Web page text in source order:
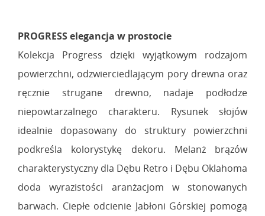
PROGRESS elegancja w prostocie
Kolekcja Progress dzięki wyjątkowym rodzajom
powierzchni, odzwierciedlającym pory drewna oraz
ręcznie strugane drewno, nadaje podłodze
niepowtarzalnego charakteru. Rysunek słojów
idealnie dopasowany do struktury powierzchni
podkreśla kolorystykę dekoru. Melanż brązów
charakterystyczny dla Dębu Retro i Dębu Oklahoma
doda wyrazistości aranżacjom w stonowanych
barwach. Ciepłe odcienie Jabłoni Górskiej pomogą